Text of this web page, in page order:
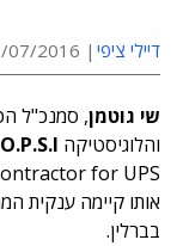
דיילי ציפי 2016 12:08
שי גוטמן, סמנכ"ל
והלוגיסטיקה O.P.S.I
אותו קיימה ענקית
בברלין.